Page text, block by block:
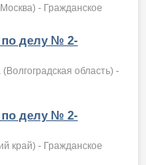
- Гражданское
по делу № 2-
область) -
по делу № 2-
край) - Гражданское